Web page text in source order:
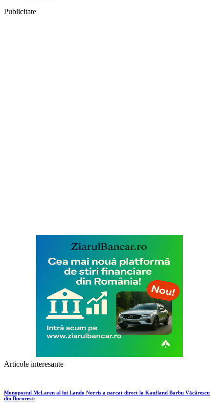
Publicitate
Articole interesante
Monopostul McLaren al lui Lando Norris a parcat direct la Kaufland Barbu Văcărescu
din București